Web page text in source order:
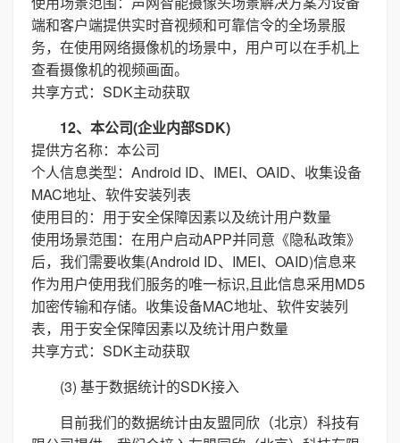
端和客户端提供实时音视频和可靠信令的全场景服
务，在使用网络摄像机的场景中，用户可以在手机上
查看摄像机的视频画面。
共享方式：SDK主动获取
12、本公司(企业内部SDK)
提供方名称：本公司
个人信息类型：Android ID、IMEI、OAID、收集设备
MAC地址、软件安装列表
使用目的：用于安全保障因素以及统计用户数量
使用场景范围：在用户启动APP并同意《隐私政策》
后，我们需要收集(Android ID、IMEI、OAID)信息来
作为用户使用我们服务的唯一标识,且此信息采用MD5
加密传输和存储。收集设备MAC地址、软件安装列
表，用于安全保障因素以及统计用户数量
共享方式：SDK主动获取
(3) 基于数据统计的SDK接入
目前我们的数据统计由友盟同欣（北京）科技有